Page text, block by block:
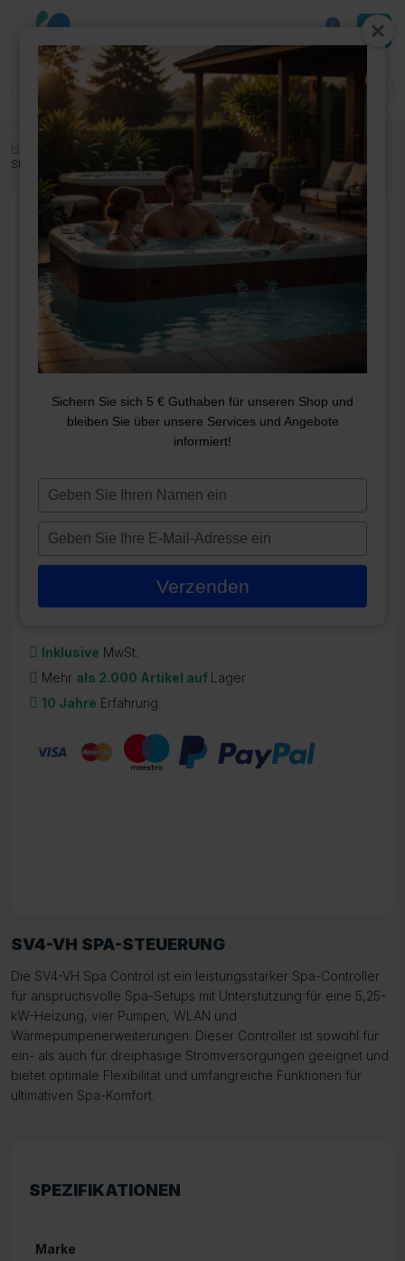
0
Home Whirlpool-Teile Steuerkasten
Steuerung
SV4-VH SPA-STEUERUNG
Die SV4-VH Spa Control ist ein leistungsstarker Spa-Controller
für anspruchsvolle Spa-Setups mit Unterstützung für eine 5,25-
kW-Heizung, vier Pumpen, WLAN und
Wärmepumpenerweiterungen. Dieser Controller ist sowohl für
ein- als auch für dreiphasige Stromversorgungen geeignet und
bietet optimale Flexibilität und umfangreiche Funktionen für
ultimativen Spa-Komfort.
SPEZIFIKATIONEN
Marke
SV4-VH SPA-STEUERUNG
1.141,72 €
Auf Lager
Inklusive MwSt.
Mehr als 2.000 Artikel auf Lager
10 Jahre Erfahrung
Sichern Sie sich 5 € Guthaben für unseren Shop und
bleiben Sie über unsere Services und Angebote
informiert!
Typ
naam
Typ
e-
in
Verzenden